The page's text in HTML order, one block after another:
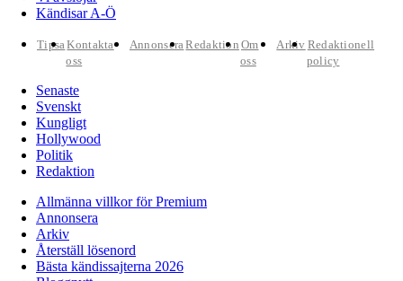
Kändisar A-Ö
TipsaKontakta
oss
AnnonseraRedaktion Om
oss
Arkiv Redaktionell
policy
Senaste
Svenskt
Kungligt
Hollywood
Politik
Redaktion
Allmänna villkor för Premium
Annonsera
Arkiv
Återställ lösenord
Bästa kändissajterna 2026